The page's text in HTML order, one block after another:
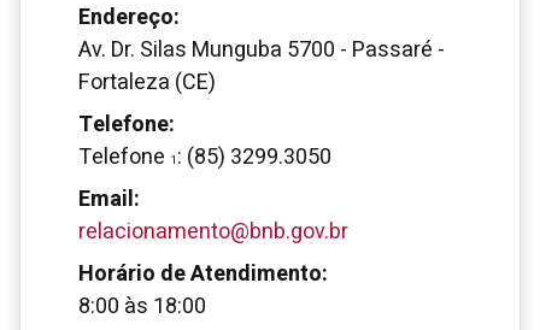
Endereço:
Av. Dr. Silas Munguba 5700 - Passaré -
Fortaleza (CE)
Telefone:
Telefone 1 : (85) 3299.3050
Email:
relacionamento@bnb.gov.br
Horário de Atendimento:
8:00 às 18:00